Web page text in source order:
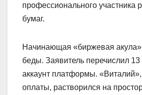
профессионального участника
бумаг.
Начинающая «биржевая
беды. Заявитель перечислил 13
аккаунт платформы.
оплаты, растворился на